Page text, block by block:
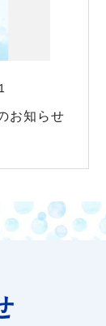
お知らせ